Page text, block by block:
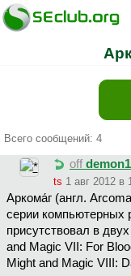
Всего сообщений: 4
off
ts 1 авг 2012 в
Аркома́г (англ.
серии компьютерных
присутствовал в
and Magic VII: For
Might and Magic VIII: